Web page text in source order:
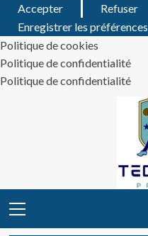
Accepter
Refuser
Enregistrer les préférences
Politique de cookies
Politique de confidentialité
Politique de confidentialité
Menu